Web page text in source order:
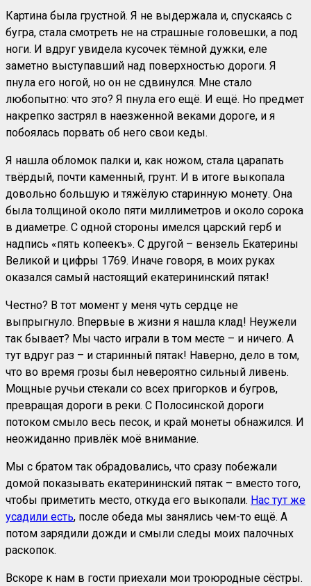
Картина была грустной. Я не выдержала и, спускаясь с
бугра, стала смотреть не на страшные головешки, а под
ноги. И вдруг увидела кусочек тёмной дужки, еле
заметно выступавший над поверхностью дороги. Я
пнула его ногой, но он не сдвинулся. Мне стало
любопытно: что это? Я пнула его ещё. И ещё. Но предмет
накрепко застрял в наезженной веками дороге, и я
побоялась порвать об него свои кеды.
Я нашла обломок палки и, как ножом, стала царапать
твёрдый, почти каменный, грунт. И в итоге выкопала
довольно большую и тяжёлую старинную монету. Она
была толщиной около пяти миллиметров и около сорока
в диаметре. С одной стороны имелся царский герб и
надпись «пять копеекъ». С другой – вензель Екатерины
Великой и цифры 1769. Иначе говоря, в моих руках
оказался самый настоящий екатерининский пятак!
Честно? В тот момент у меня чуть сердце не
выпрыгнуло. Впервые в жизни я нашла клад! Неужели
так бывает? Мы часто играли в том месте – и ничего. А
тут вдруг раз – и старинный пятак! Наверно, дело в том,
что во время грозы был невероятно сильный ливень.
Мощные ручьи стекали со всех пригорков и бугров,
превращая дороги в реки. С Полосинской дороги
потоком смыло весь песок, и край монеты обнажился. И
неожиданно привлёк моё внимание.
Мы с братом так обрадовались, что сразу побежали
домой показывать екатерининский пятак – вместо того,
чтобы приметить место, откуда его выкопали. Нас тут же
усадили есть, после обеда мы занялись чем-то ещё. А
потом зарядили дожди и смыли следы моих палочных
раскопок.
Вскоре к нам в гости приехали мои троюродные сёстры.